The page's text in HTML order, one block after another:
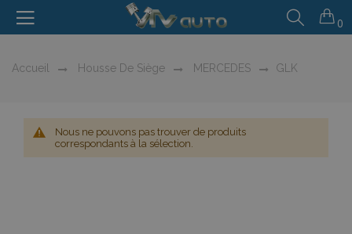
0
Accueil Housse De Siège MERCEDES GLK
Nous ne pouvons pas trouver de produits
correspondants à la sélection.